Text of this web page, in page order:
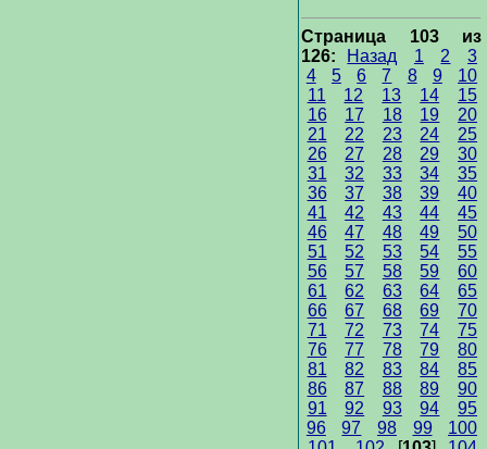
Страница 103 из
126:
Назад 1 2
3
4
5 6 7 8 9
10
11
12 13 14
15
16
17 18 19
20
21
22 23 24
25
26
27 28 29
30
31
32 33 34
35
36
37 38 39
40
41
42 43 44
45
46
47 48 49
50
51
52 53 54
55
56
57 58 59
60
61
62 63 64
65
66
67 68 69
70
71
72 73 74
75
76
77 78 79
80
81
82 83 84
85
86
87 88 89
90
91
92 93 94
95
96
97 98 99
100